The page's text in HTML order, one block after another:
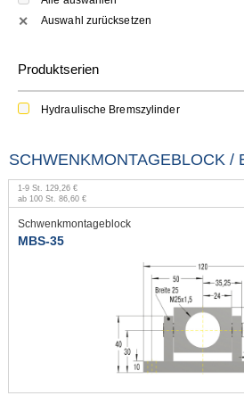
✕ Auswahl zurücksetzen
Produktserien
Hydraulische Bremszylinder
SCHWENKMONTAGEBLOCK /
1 -9 St. 129,26 €
ab 100 St. 86,60 €
Schwenkmontageblock
MBS-35